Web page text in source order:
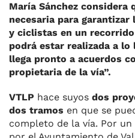
María Sánchez considera
necesaria para garantizar
y ciclistas en un
podrá estar realizada a
llega pronto a acuerdos
propietaria de la vía”.
VTLP hace suyos dos
dos tramos en que se
completo de la vía. Por